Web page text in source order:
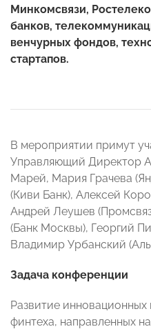
Минкомсвязи,
банков,
венчурных фондов,
стартапов.
В мероприятии примут
Управляющий Директор
Марей, Мария Грачева
(Киви Банк), Алексей
Андрей Леушев
(Банк Москвы), Георгий
Владимир Урбанский
Задача конференции
Развитие инновационных
финтеха, направленных